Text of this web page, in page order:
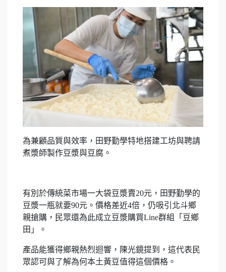
為兼顧品質與效率，田野勤學特地搭建工坊與聘請
煮漿師製作豆漿與豆腐。
有別於傳統菜市場一大袋豆漿賣20元，田野勤學的
豆漿一瓶就要90元。價格差近4倍，仍吸引北斗鄉
親搶購，民眾還為此成立豆漿購買Line群組「豆鄉
田」。
產品能獲得鄉親熱烈迴響，陳光鏡提到，這代表民
眾認可與了解為何本土黃豆值得這個價格。